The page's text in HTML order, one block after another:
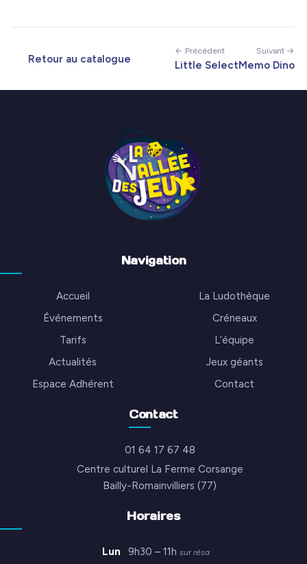
Retour au catalogue
← Précédent
Little Select
Suivant →
Memo Dino
Navigation
Accueil
La Ludothèque
Événements
Créneaux
Tarifs
L’équipe
Actualités
Jeux géants
Espace Adhérent
Contact
Contact
01 64 17 67 48
Centre culturel La Ferme Corsange
Bailly-Romainvilliers (77)
Horaires
Lun 9h30 – 11h sur résa